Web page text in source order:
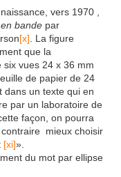
vers 1970 ,
bande par
[x] . La figure
que la
vues 24 x 36 mm
de papier de 24
dans un texte qui en
par un laboratoire de
façon, on pourra
mieux choisir
[xi]».
du mot par ellipse